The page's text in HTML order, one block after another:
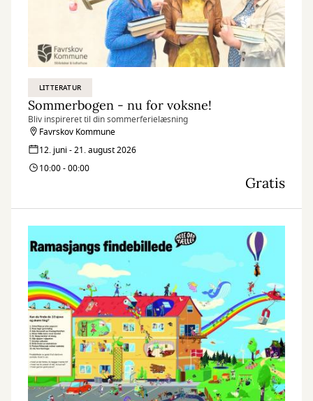
LITTERATUR
Sommerbogen - nu for voksne!
Bliv inspireret til din sommerferielæsning
Favrskov Kommune
12. juni - 21. august 2026
10:00 - 00:00
Gratis